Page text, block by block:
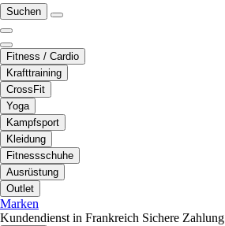
Suchen
Fitness / Cardio
Krafttraining
CrossFit
Yoga
Kampfsport
Kleidung
Fitnessschuhe
Ausrüstung
Outlet
Marken
Kundendienst in Frankreich Sichere Zahlung